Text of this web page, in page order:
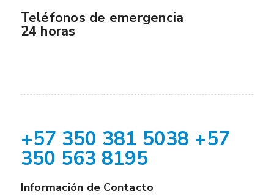
Teléfonos de emergencia
24 horas
+57 350 381 5038 +57
350 563 8195
Información de Contacto